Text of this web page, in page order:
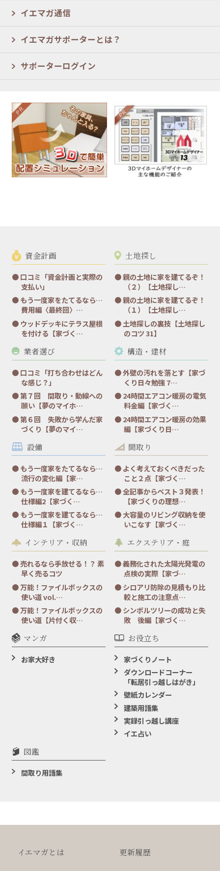
イエマガ通信
イエマガサポーターとは？
サポーターログイン
資金計画
口コミ「資金計画と実際の
支払い」
もう一度家をたてるなら…
費用編〈最終回〉…
ウッドデッキにテラス屋根
を付ける【家づく…
土地探し
親の土地に家を建てるぞ！
（２）【土地探し…
親の土地に家を建てるぞ！
（１）【土地探し…
土地探しの裏技【土地探し
のコツ 31】
業者選び
口コミ「打ち合わせはどん
な感じ？」
第７回 間取り・動線への
願い【夢のマイホ…
第６回 失敗から学んだ家
づくり【夢のマイ…
構造・建材
外壁の汚れを落とす【家づ
くり日々勉強 7…
24時間エアコン暖房の電気
料金編【家づく…
24時間エアコン暖房の効果
編【家づくり日…
設備
もう一度家をたてるなら…
流行の変化編【家…
もう一度家を建てるなら…
仕様編2【家づく…
もう一度家を建てるなら…
仕様編１【家づく…
間取り
よく考えておくべきだった
こと２点【家づく…
全記事からベスト３発表！
【家づくりの理想…
大容量のリビング収納を使
いこなす【家づく…
インテリア・収納
売れるなら手放せる！？ 素
早く売るコツ
万能！ファイルボックスの
使い道 vol.…
万能！ファイルボックスの
使い道【片付く収…
エクステリア・庭
義務化された太陽光発電の
点検の実際【家づ…
シロアリ防除の見積もり比
較と施工の注意点…
シンボルツリーの成功と失
敗 後編【家づく…
マンガ
お家大好き
お役立ち
家づくりノート
ダウンロードコーナー
「転居引っ越しはがき」
壁紙カレンダー
建築用語集
実録引っ越し講座
イエ占い
図鑑
間取り用語集
イエマガとは 更新履歴